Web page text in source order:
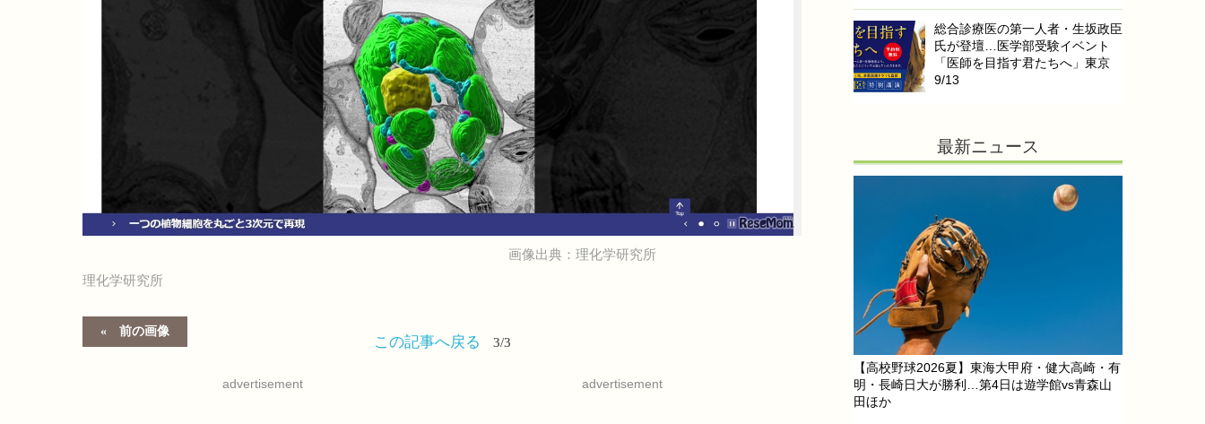
画像出典：理化学研究所
理化学研究所
前の画像
この記事へ戻る 3/3
advertisement advertisement
総合診療医の第一人者・生坂政臣
氏が登壇…医学部受験イベント
「医師を目指す君たちへ」東京
9/13
最新ニュース
【高校野球2026夏】東海大甲府・健大高崎・有
明・長崎日大が勝利…第4日は遊学館vs青森山
田ほか